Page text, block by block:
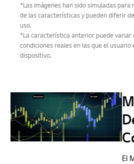
*Las imágenes han sido simuladas
de las características y pueden diferir
uso.
*La característica anterior puede variar
condiciones reales en las que el
dispositivo.
El